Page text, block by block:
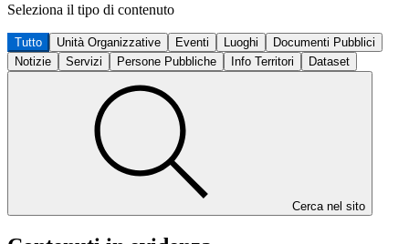
Seleziona il tipo di contenuto
Tutto Unità Organizzative Eventi Luoghi
Documenti Pubblici
Notizie
Servizi Persone Pubbliche Info Territori Dataset
Cerca nel sito